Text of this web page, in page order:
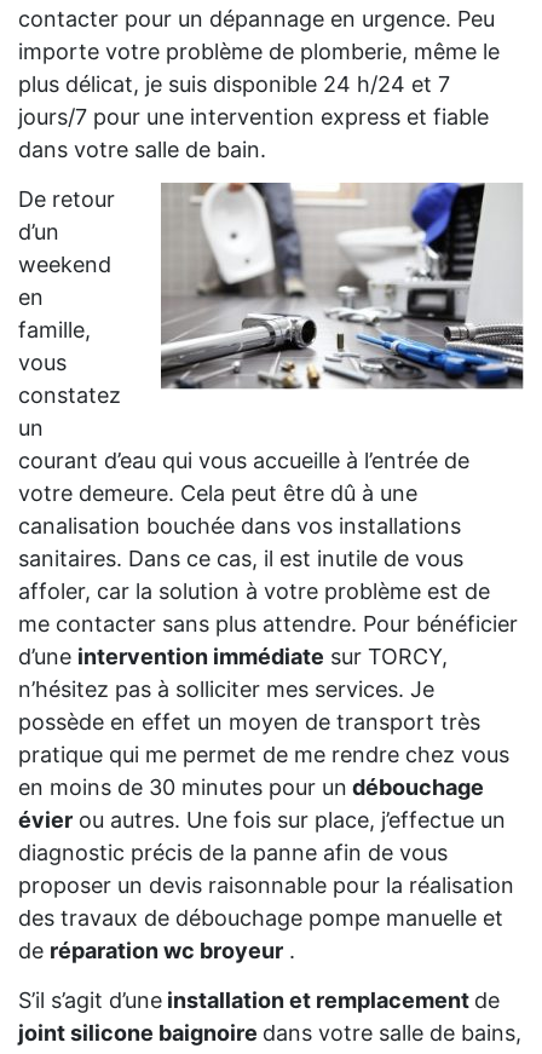
contacter pour un dépannage en urgence. Peu
importe votre problème de plomberie, même le
plus délicat, je suis disponible 24 h/24 et 7
jours/7 pour une intervention express et fiable
dans votre salle de bain.
De retour
d’un
weekend
en
famille,
vous
constatez
un
courant d’eau qui vous accueille à l’entrée de
votre demeure. Cela peut être dû à une
canalisation bouchée dans vos installations
sanitaires. Dans ce cas, il est inutile de vous
affoler, car la solution à votre problème est de
me contacter sans plus attendre. Pour bénéficier
d’une intervention immédiate sur TORCY,
n’hésitez pas à solliciter mes services. Je
possède en effet un moyen de transport très
pratique qui me permet de me rendre chez vous
en moins de 30 minutes pour un débouchage
évier ou autres. Une fois sur place, j’effectue un
diagnostic précis de la panne afin de vous
proposer un devis raisonnable pour la réalisation
des travaux de débouchage pompe manuelle et
de réparation wc broyeur .
S’il s’agit d’une installation et remplacement de
joint silicone baignoire dans votre salle de bains,